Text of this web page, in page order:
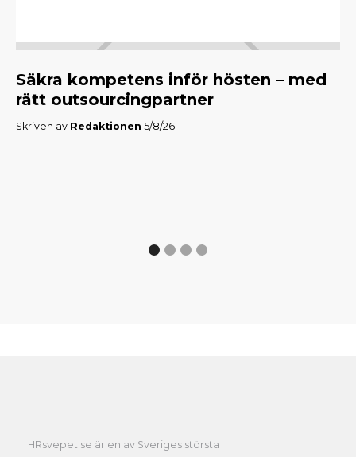
Säkra kompetens inför hösten – med
rätt outsourcingpartner
Skriven av Redaktionen 5/8/26
HRsvepet.se är en av Sveriges största